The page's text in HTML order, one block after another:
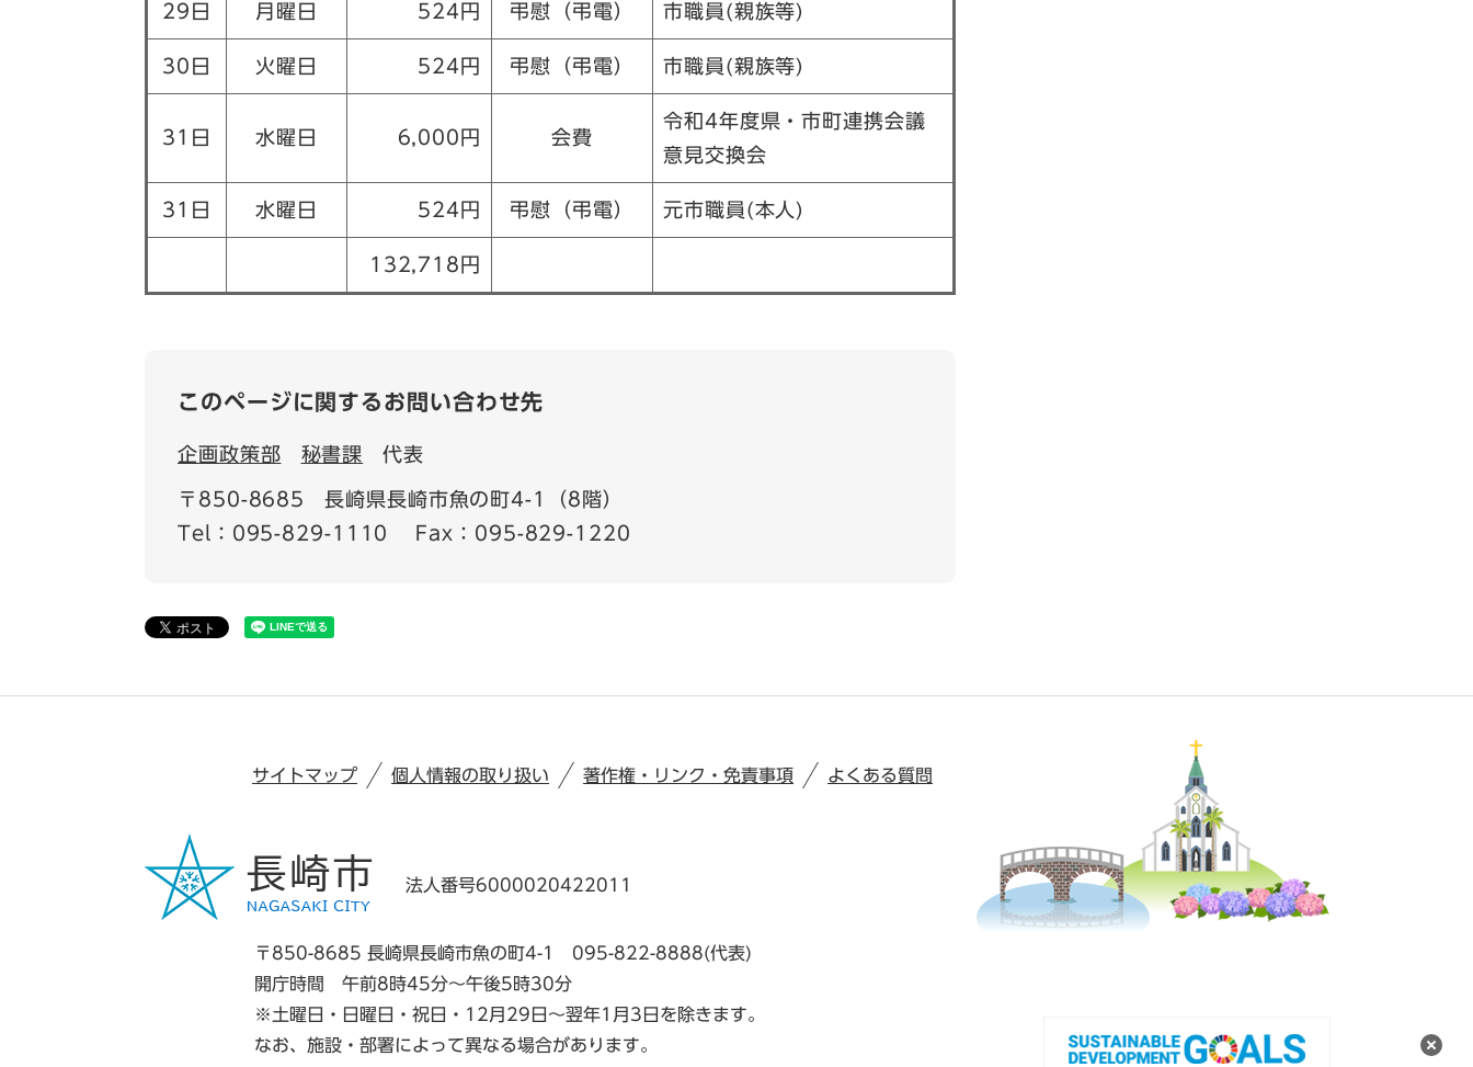
29日 月曜日 524円 弔慰（弔電） 市職員(親族等)
30日 火曜日 524円 弔慰（弔電） 市職員(親族等)
31日 水曜日 6,000円 会費
令和4年度県・市町連携会議
意見交換会
31日 水曜日 524円 弔慰（弔電） 元市職員(本人)
132,718円
このページに関するお問い合わせ先
企画政策部 秘書課 代表
〒850-8685
長崎県長崎市魚の町4-1（8階）
Tel：095-829-1110
Fax：095-829-1220
サイトマップ 個人情報の取り扱い 著作権・リンク・免責事項 よくある質問
法人番号6000020422011
〒850-8685 長崎県長崎市魚の町4-1
095-822-8888(代表)
開庁時間 午前8時45分～午後5時30分
※土曜日・日曜日・祝日・12月29日～翌年1月3日を除きます。
なお、施設・部署によって異なる場合があります。